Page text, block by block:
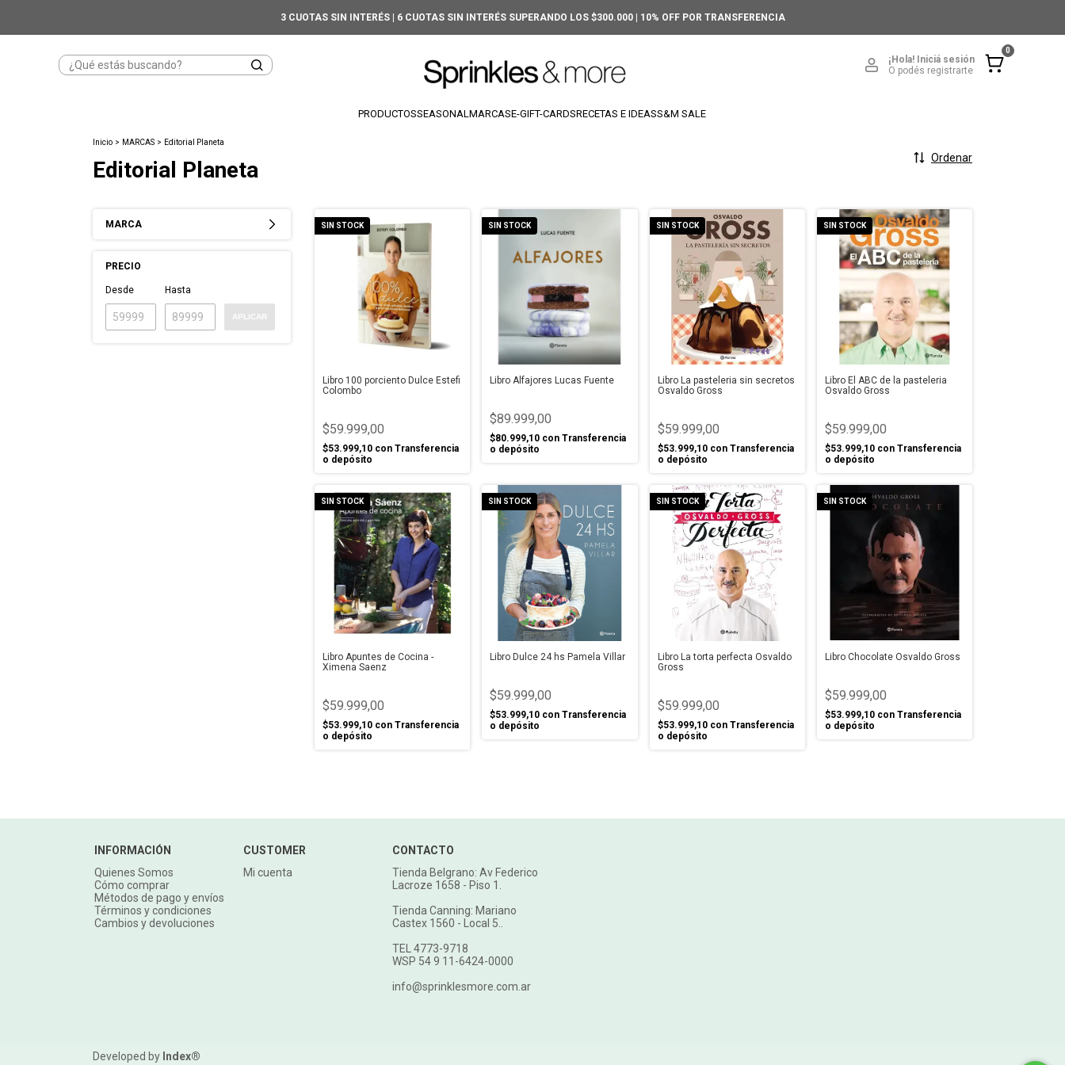
3 CUOTAS SIN INTERÉS | 6 CUOTAS SIN INTERÉS SUPERANDO LOS $300.000 | 10% OFF POR TRANSFERENCIA
¡Hola! Iniciá sesión
O podés registrarte
0
PRODUCTOSSEASONALMARCASE-GIFT-CARDSRECETAS E IDEASS&M SALE
Inicio > MARCAS > Editorial Planeta
Editorial Planeta Ordenar
MARCA
PRECIO
Desde Hasta
APLICAR
SIN STOCK
Libro 100 porciento Dulce Estefi
Colombo
$59.999,00
$53.999,10 con Transferencia
o depósito
SIN STOCK
Libro Alfajores Lucas Fuente
$89.999,00
$80.999,10 con Transferencia
o depósito
SIN STOCK
Libro La pasteleria sin secretos
Osvaldo Gross
$59.999,00
$53.999,10 con Transferencia
o depósito
SIN STOCK
Libro El ABC de la pasteleria
Osvaldo Gross
$59.999,00
$53.999,10 con Transferencia
o depósito
SIN STOCK
Libro Apuntes de Cocina -
Ximena Saenz
$59.999,00
$53.999,10 con Transferencia
o depósito
SIN STOCK
Libro Dulce 24 hs Pamela Villar
$59.999,00
$53.999,10 con Transferencia
o depósito
SIN STOCK
Libro La torta perfecta Osvaldo
Gross
$59.999,00
$53.999,10 con Transferencia
o depósito
SIN STOCK
Libro Chocolate Osvaldo Gross
$59.999,00
$53.999,10 con Transferencia
o depósito
INFORMACIÓN
Quienes Somos
Cómo comprar
Métodos de pago y envíos
Términos y condiciones
Cambios y devoluciones
CUSTOMER
Mi cuenta
CONTACTO
Tienda Belgrano: Av Federico
Lacroze 1658 - Piso 1.
Tienda Canning: Mariano
Castex 1560 - Local 5..
TEL 4773-9718
WSP 54 9 11-6424-0000
info@sprinklesmore.com.ar
Developed by Index®